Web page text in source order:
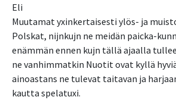
Eli
Muutamat yxinkertaisesti ylös- ja
Polskat, nijnkujn ne meidän paicka-
enämmän ennen kujn tällä ajaalla
ne vanhimmatkin Nuotit ovat kyllä
ainoastans ne tulevat taitavan ja
kautta spelatuxi.